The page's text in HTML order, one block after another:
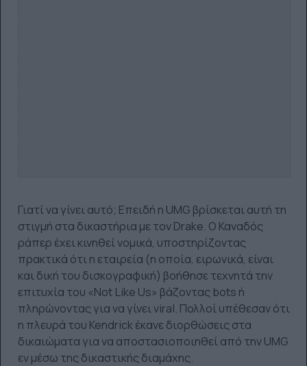
Γιατί να γίνει αυτό; Επειδή η UMG βρίσκεται αυτή τη
στιγμή στα δικαστήρια με τον Drake. Ο Καναδός
ράπερ έχει κινηθεί νομικά, υποστηρίζοντας
πρακτικά ότι η εταιρεία (η οποία, ειρωνικά, είναι
και δική του δισκογραφική) βοήθησε τεχνητά την
επιτυχία του «Not Like Us» βάζοντας bots ή
πληρώνοντας για να γίνει viral. Πολλοί υπέθεσαν ότι
η πλευρά του Kendrick έκανε διορθώσεις στα
δικαιώματα για να αποστασιοποιηθεί από την UMG
εν μέσω της δικαστικής διαμάχης.